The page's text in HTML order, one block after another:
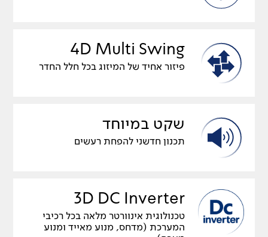
4D Multi Swing
פיזור אחיד של המיזוג בכל חלל החדר
שקט במיוחד
תכנון חדשני להפחת רעשים
3D DC Inverter
טכנולוגית אינוורטר מלאה בכל רכיבי
המערכת (מדחס, מנוע מאייד ומנוע